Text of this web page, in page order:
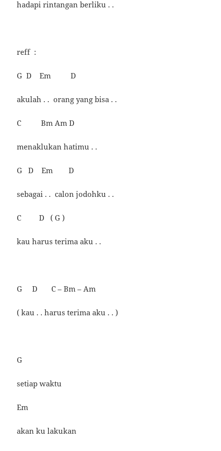
hadapi rintangan berliku . .
reff :
G D Em D
akulah . . orang yang bisa . .
C Bm Am D
menaklukan hatimu . .
G D Em D
sebagai . . calon jodohku . .
C D ( G )
kau harus terima aku . .
G D C – Bm – Am
( kau . . harus terima aku . . )
G
setiap waktu
Em
akan ku lakukan